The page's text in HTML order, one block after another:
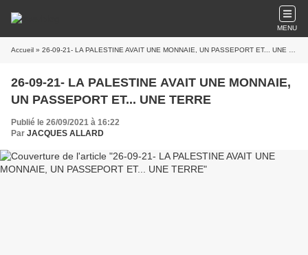
MENU
Accueil » 26-09-21- LA PALESTINE AVAIT UNE MONNAIE, UN PASSEPORT ET... UNE TERRE
26-09-21- LA PALESTINE AVAIT UNE MONNAIE,
UN PASSEPORT ET... UNE TERRE
Publié le 26/09/2021 à 16:22
Par JACQUES ALLARD